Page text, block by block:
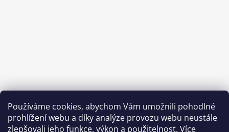
Používáme cookies, abychom Vám umožnili pohodlné
prohlížení webu a díky analýze provozu webu neustále
zlepšovali jeho funkce, výkon a použitelnost. Více